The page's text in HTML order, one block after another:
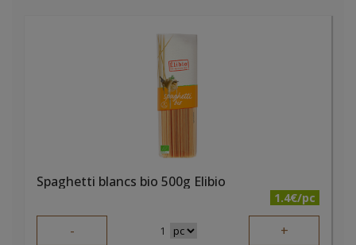
Spaghetti blancs bio 500g Elibio
1.4€/pc
- 1 +